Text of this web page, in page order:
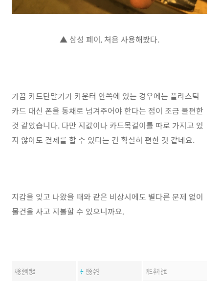
▲ 삼성 페이, 처음 사용해봤다.
가끔 카드단말기가 카운터 안쪽에 있는 경우에는 플라스틱
카드 대신 폰을 통채로 넘겨주어야 한다는 점이 조금 불편한
것 같았습니다. 다만 지값이나 카드목걸이를 따로 가지고 있
지 않아도 결제를 할 수 있다는 건 확실히 편한 것 같네요.
지갑을 잊고 나왔을 때와 같은 비상시에도 별다른 문제 없이
물건을 사고 지불할 수 있으니까요.